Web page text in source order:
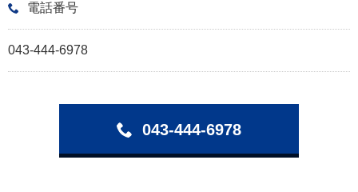
電話番号
043-444-6978
043-444-6978